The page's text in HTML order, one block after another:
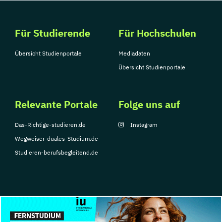
Wirtschaftsrecht
Facility Management und
Fire Safety Management
Fotografie
Fundamentals of Accounting & Financial
Management
Game Design: Theories & Applications
Game Studies
Für Studierende
Übersicht Studienportale
Für Hochschulen
Mediadaten
Übersicht Studienportale
Relevante Portale
Das-Richtige-studieren.de
Wegweiser-duales-Studium.de
Studieren-berufsbegleitend.de
Folge uns auf
Instagram
© Copyright 2026, TarGroup Media GmbH